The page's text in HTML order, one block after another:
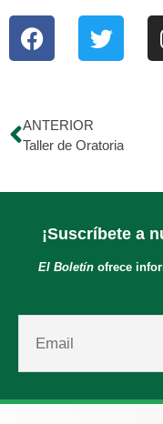
ANTERIOR
Taller de Oratoria
¡Suscríbete a
El Boletínofrece